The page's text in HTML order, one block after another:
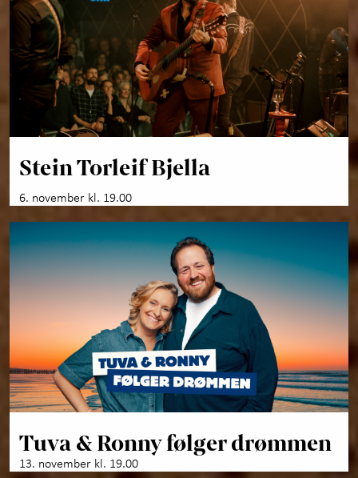
Stein Torleif Bjella
6. november kl. 19.00
Tuva & Ronny følger drømmen
13. november kl. 19.00